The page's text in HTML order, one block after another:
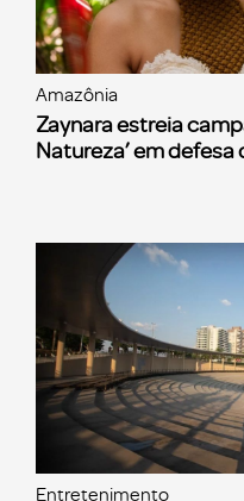
Amazônia
Zaynara estreia
Natureza’ em defesa
Entretenimento